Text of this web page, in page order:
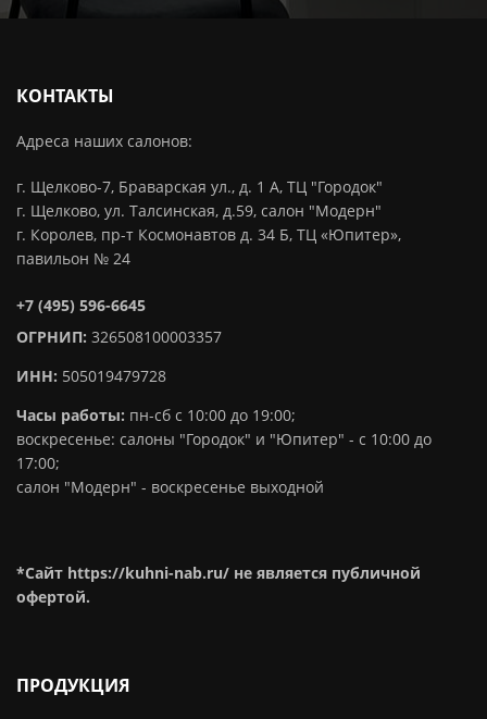
КОНТАКТЫ
Адреса наших салонов:
г. Щелково-7, Браварская ул., д. 1 А, ТЦ "Городок"
г. Щелково, ул. Талсинская, д.59, салон "Модерн"
г. Королев, пр-т Космонавтов д. 34 Б, ТЦ «Юпитер»,
павильон № 24
+7 (495) 596-6645
ОГРНИП: 326508100003357
ИНН: 505019479728
Часы работы: пн-сб с 10:00 до 19:00;
воскресенье: салоны "Городок" и "Юпитер" - с 10:00 до
17:00;
салон "Модерн" - воскресенье выходной
*Сайт https://kuhni-nab.ru/ не является публичной
офертой.
ПРОДУКЦИЯ